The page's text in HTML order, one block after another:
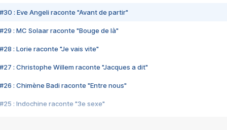
#30 : Eve Angeli raconte "Avant de partir"
#29 : MC Solaar raconte "Bouge de là"
#28 : Lorie raconte "Je vais vite"
#27 : Christophe Willem raconte "Jacques a dit"
#26 : Chimène Badi raconte "Entre nous"
#25 : Indochine raconte "3e sexe"